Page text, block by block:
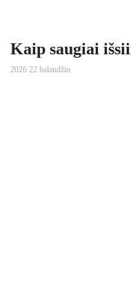
Kaip saugiai
2026 22 balandžio